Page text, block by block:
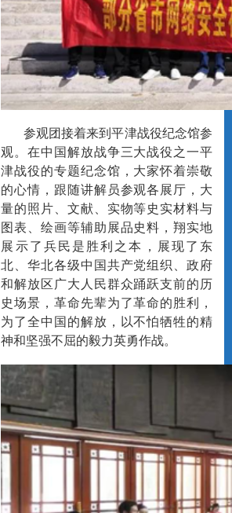
参观团接着来到平津战役纪念馆参
观。在中国解放战争三大战役之一平
津战役的专题纪念馆，大家怀着崇敬
的心情，跟随讲解员参观各展厅，大
量的照片、文献、实物等史实材料与
图表、绘画等辅助展品史料，翔实地
展示了兵民是胜利之本，展现了东
北、华北各级中国共产党组织、政府
和解放区广大人民群众踊跃支前的历
史场景，革命先辈为了革命的胜利，
为了全中国的解放，以不怕牺牲的精
神和坚强不屈的毅力英勇作战。